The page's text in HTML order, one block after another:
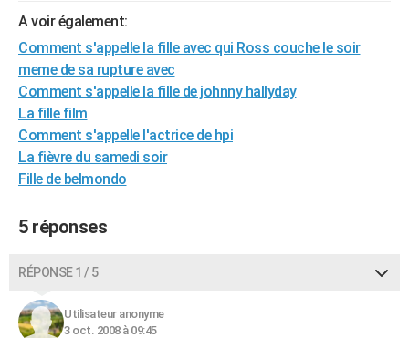
Guides de France
Escapades
Patrimoine
Expositions
Musées
Week-end nature
+LIFESTYLE
Art de vivre
Bien-être
Loisirs
Mode
Modes de vie
Alimentation
Guide de la santé
Maladies
Médicaments
Sommeil
VOYAGE
Destinations
City break
Voyage nature
Voyage de noces
Forum
Climat
+PHOTO
GUIDES D'ACHAT
Carte de Noël
Carte Bonne année
Carte Saint-Valentin
Carte Pâques
Carte d'anniversaire
Dictionnaire
Biographies
Citations
Expressions
Proverbes
PROGRAMME TV
A voir également:
Comment s'appelle la fille avec qui Ross couche le soir
meme de sa rupture avec
Comment s'appelle la fille de johnny hallyday
La fille film
Comment s'appelle l'actrice de hpi
La fièvre du samedi soir
Fille de belmondo
5 réponses
RÉPONSE 1 / 5
Utilisateur anonyme
3 oct. 2008 à 09:45